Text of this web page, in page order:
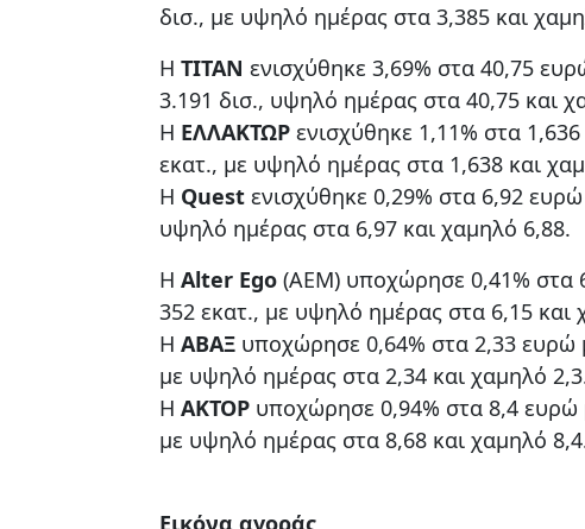
δισ., με υψηλό ημέρας στα 3,385 και
Η ΤΙΤΑΝ ενισχύθηκε 3,69% στα 40,75
3.191 δισ., υψηλό ημέρας στα 40,75 και
Η ΕΛΛΑΚΤΩΡ ενισχύθηκε 1,11% στα
εκατ., με υψηλό ημέρας στα 1,638 και
Η Quest ενισχύθηκε 0,29% στα 6,92
υψηλό ημέρας στα 6,97 και χαμηλό 6,88.
Η Alter Ego (AEM) υποχώρησε 0,41% στα
352 εκατ., με υψηλό ημέρας στα 6,15 και
Η ΑΒΑΞ υποχώρησε 0,64% στα 2,33 ευρώ
με υψηλό ημέρας στα 2,34 και χαμηλό
Η ΑΚΤΟΡ υποχώρησε 0,94% στα 8,4 ευρώ
με υψηλό ημέρας στα 8,68 και χαμηλό
Εικόνα αγοράς